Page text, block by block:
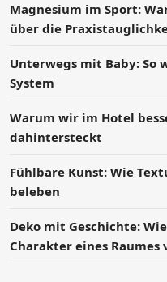
Magnesium im Sport:
über die
Unterwegs mit Baby: So
System
Warum wir im Hotel
dahintersteckt
Fühlbare Kunst: Wie
beleben
Deko mit Geschichte:
Charakter eines Raumes